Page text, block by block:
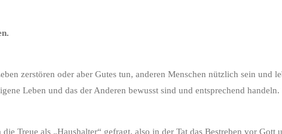
zerstören oder aber Gutes tun, anderen Menschen nützlich sein und
Leben und das der Anderen bewusst sind und entsprechend
Treue als „Haushalter“ gefragt, also in der Tat das Bestreben vor Gott